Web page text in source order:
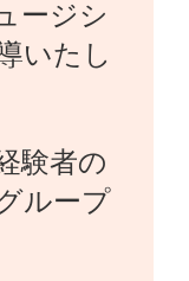
ージシ
いたし
験者の
ループ